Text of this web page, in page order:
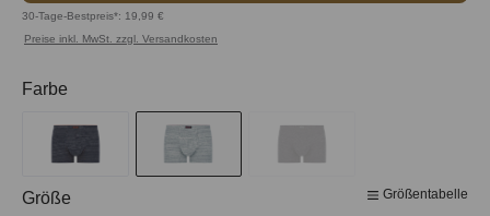
30-Tage-Bestpreis*: 19,99 €
Preise inkl. MwSt. zzgl. Versandkosten
Farbe
Größe Größentabelle